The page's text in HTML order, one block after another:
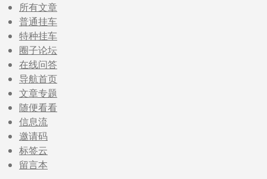
所有文章
普通挂车
特种挂车
圈子论坛
在线问答
导航首页
文章专题
随便看看
信息流
邀请码
标签云
留言本